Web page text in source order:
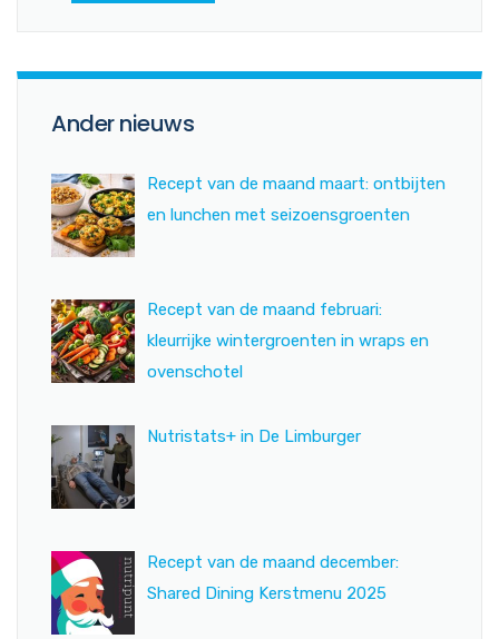
Ander nieuws
Recept van de maand maart: ontbijten
en lunchen met seizoensgroenten
Recept van de maand februari:
kleurrijke wintergroenten in wraps en
ovenschotel
Nutristats+ in De Limburger
Recept van de maand december:
Shared Dining Kerstmenu 2025